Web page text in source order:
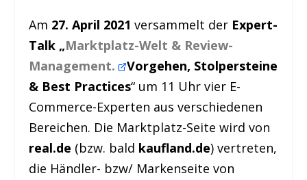
Am 27. April 2021 versammelt der Expert-
Talk „Marktplatz-Welt & Review-
Management. Vorgehen, Stolpersteine
& Best Practices“ um 11 Uhr vier E-
Commerce-Experten aus verschiedenen
Bereichen. Die Marktplatz-Seite wird von
real.de (bzw. bald kaufland.de) vertreten,
die Händler- bzw/ Markenseite von